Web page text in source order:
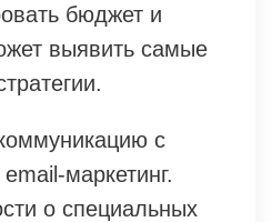
бюджет и
выявить самые
с
маркетинг.
о специальных